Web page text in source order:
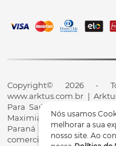
Nós usamos
melhorar a sua
nosso site. Ao
Copyright© 2026 -
www.arktus.com.br |
Para Saúde Ltda | CNPJ:
Maximiano, 107, Parque
Paraná - CEP 85825-